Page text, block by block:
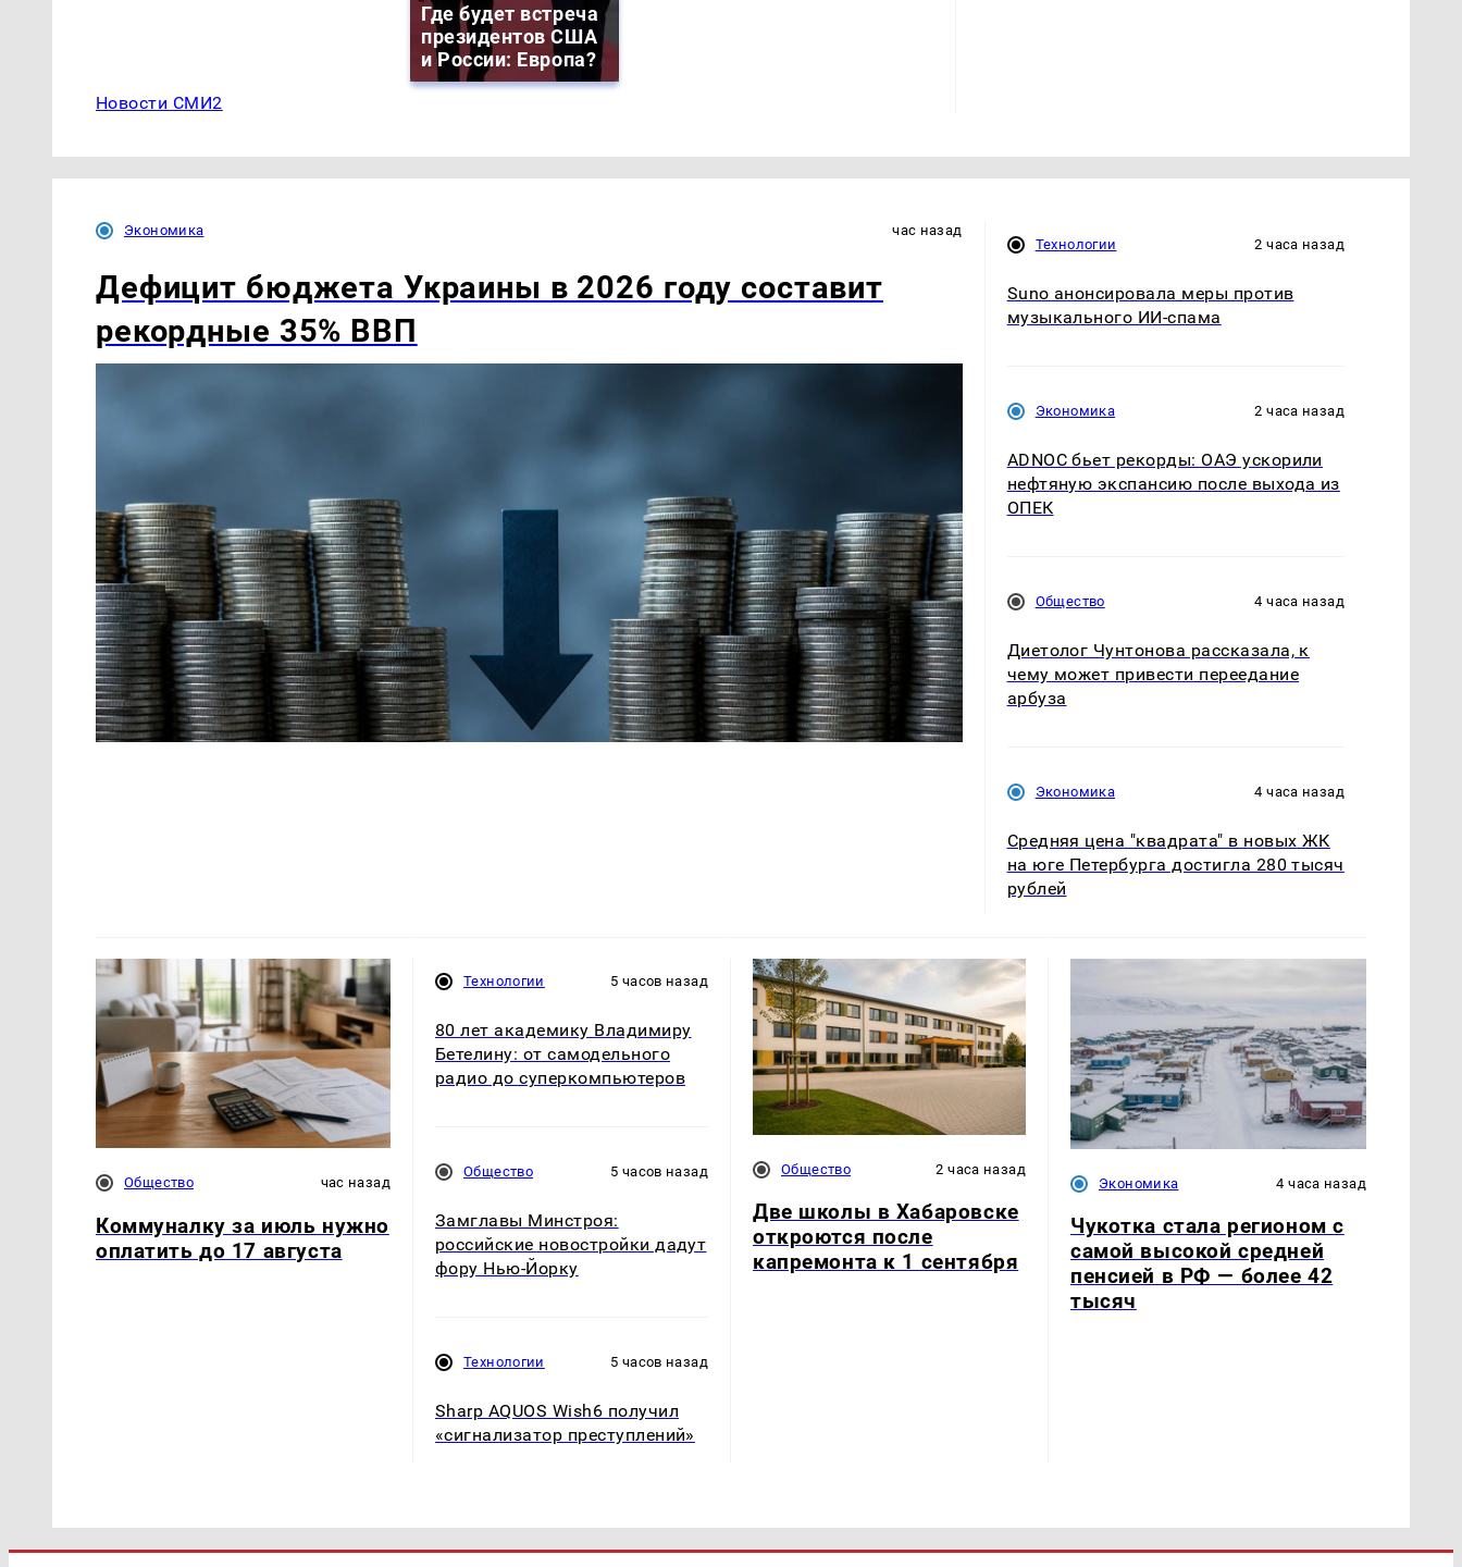
Где будет встреча
президентов США
и России: Европа?
Новости СМИ2
Экономика час назад
Дефицит бюджета Украины в 2026 году составит
рекордные 35% ВВП
Технологии 2 часа назад
Suno анонсировала меры против
музыкального ИИ-спама
Экономика 2 часа назад
ADNOC бьет рекорды: ОАЭ ускорили
нефтяную экспансию после выхода из
ОПЕК
Общество 4 часа назад
Диетолог Чунтонова рассказала, к
чему может привести переедание
арбуза
Экономика 4 часа назад
Средняя цена "квадрата" в новых ЖК
на юге Петербурга достигла 280 тысяч
рублей
Общество час назад
Коммуналку за июль нужно
оплатить до 17 августа
Технологии 5 часов назад
80 лет академику Владимиру
Бетелину: от самодельного
радио до суперкомпьютеров
Общество 5 часов назад
Замглавы Минстроя:
российские новостройки дадут
фору Нью-Йорку
Технологии 5 часов назад
Sharp AQUOS Wish6 получил
«сигнализатор преступлений»
Общество 2 часа назад
Две школы в Хабаровске
откроются после
капремонта к 1 сентября
Экономика 4 часа назад
Чукотка стала регионом с
самой высокой средней
пенсией в РФ — более 42
тысяч